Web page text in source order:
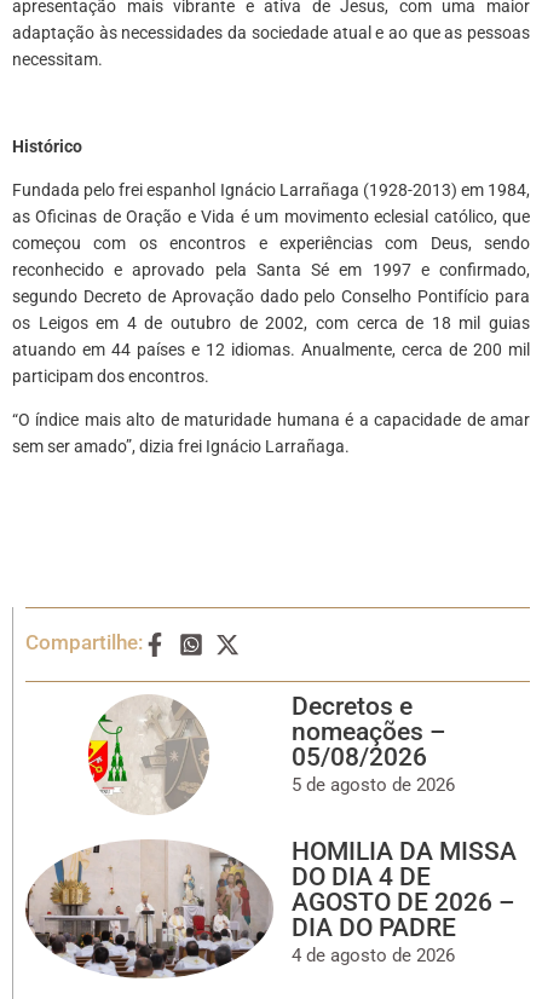
apresentação mais vibrante e ativa de Jesus, com uma maior
adaptação às necessidades da sociedade atual e ao que as pessoas
necessitam.
Histórico
Fundada pelo frei espanhol Ignácio Larrañaga (1928-2013) em 1984,
as Oficinas de Oração e Vida é um movimento eclesial católico, que
começou com os encontros e experiências com Deus, sendo
reconhecido e aprovado pela Santa Sé em 1997 e confirmado,
segundo Decreto de Aprovação dado pelo Conselho Pontifício para
os Leigos em 4 de outubro de 2002, com cerca de 18 mil guias
atuando em 44 países e 12 idiomas. Anualmente, cerca de 200 mil
participam dos encontros.
“O índice mais alto de maturidade humana é a capacidade de amar
sem ser amado”, dizia frei Ignácio Larrañaga.
Compartilhe:
Decretos e
nomeações –
05/08/2026
5 de agosto de 2026
HOMILIA DA MISSA
DO DIA 4 DE
AGOSTO DE 2026 –
DIA DO PADRE
4 de agosto de 2026